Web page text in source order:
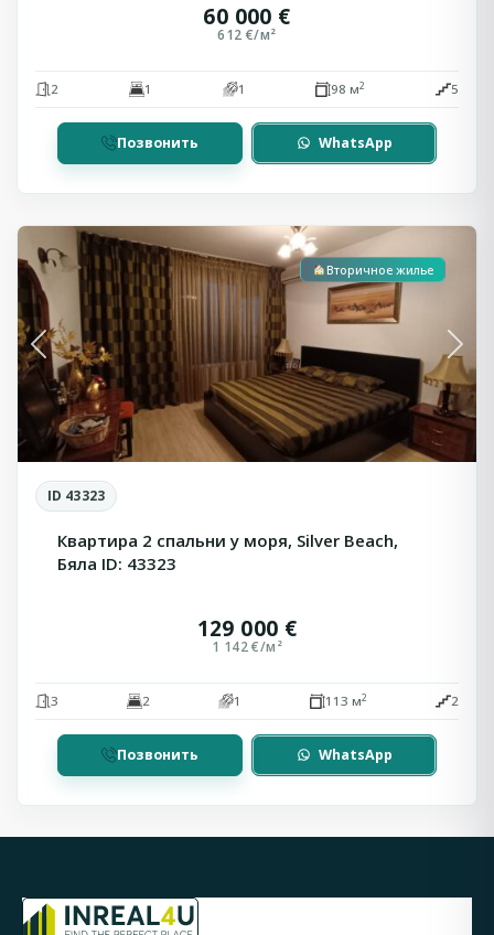
60 000 €
612 €/м²
2 1 1 98 м2 5
Позвонить WhatsApp
Previous Next
Вторичное жилье
ID 43323
Квартира 2 спальни у моря, Silver Beach,
Бяла ID: 43323
129 000 €
1 142 €/м²
3 2 1 113 м2 2
Позвонить WhatsApp